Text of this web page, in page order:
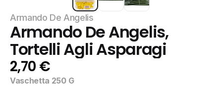
Armando De Angelis
Armando De Angelis,
Tortelli Agli Asparagi
2,70 €
Vaschetta 250 G